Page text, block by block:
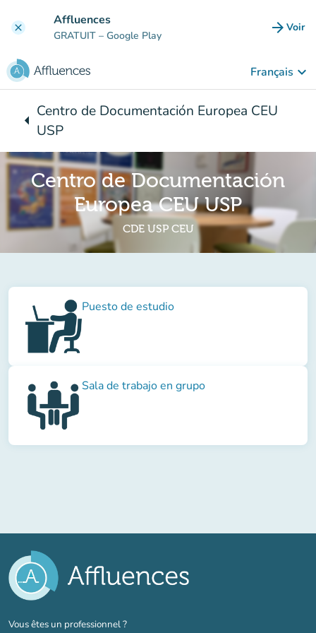
clear Affluences
GRATUIT – Google Play arrow_forward Voir
Français keyboard_arrow_down
arrow_leftRetour à :
Centro de Documentación Europea CEU
USP
Centro de Documentación
Europea CEU USP
CDE USP CEU
Puesto de estudio
Sala de trabajo en grupo
Vous êtes un professionnel ?(nouvel onglet)